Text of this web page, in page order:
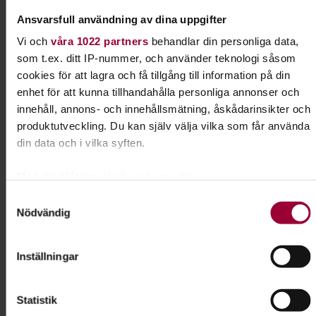
Ansvarsfull användning av dina uppgifter
Vi och våra 1022 partnersbehandlar din personliga data,
som t.ex. ditt IP-nummer, och använder teknologi såsom
cookies för att lagra och få tillgång till information på din
enhet för att kunna tillhandahålla personliga annonser och
innehåll, annons- och innehållsmätning, åskådarinsikter och
produktutveckling. Du kan själv välja vilka som får använda
din data och i vilka syften.
kan ha en noggrannhet på upp till flera meter
Ta reda på mer om hur dina personliga uppgifter behandlas
ändra eller dra tillbaka ditt samtycke när som helst från
Nödvändig
Inställningar
Statistik
Jessica Krafft
Verksamhetsspecialist
Lärande & Förening
Skicka e-post
073-333 70 92
Nosarbete
Lär din hund att bli ännu bättre på att dofta sig
fram. I Nose work får hunden använda en av sina